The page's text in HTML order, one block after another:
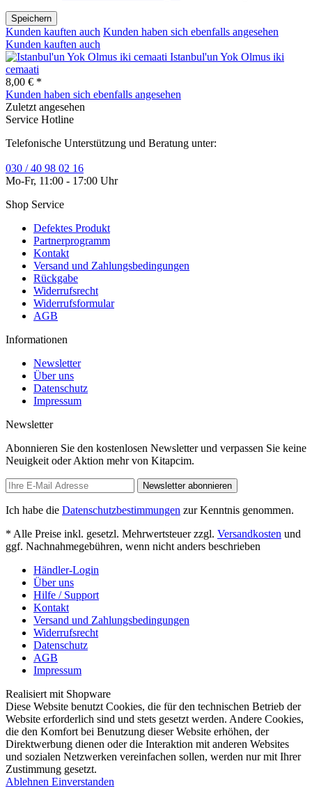
Speichern
Kunden kauften auch Kunden haben sich ebenfalls angesehen
Kunden kauften auch
Istanbul'un Yok Olmus iki
cemaati
8,00 € *
Kunden haben sich ebenfalls angesehen
Zuletzt angesehen
Service Hotline
Telefonische Unterstützung und Beratung unter:
030 / 40 98 02 16
Mo-Fr, 11:00 - 17:00 Uhr
Shop Service
Defektes Produkt
Partnerprogramm
Kontakt
Versand und Zahlungsbedingungen
Rückgabe
Widerrufsrecht
Widerrufsformular
AGB
Informationen
Newsletter
Über uns
Datenschutz
Impressum
Newsletter
Abonnieren Sie den kostenlosen Newsletter und verpassen Sie keine
Neuigkeit oder Aktion mehr von Kitapcim.
Newsletter abonnieren
Ich habe die Datenschutzbestimmungen zur Kenntnis genommen.
* Alle Preise inkl. gesetzl. Mehrwertsteuer zzgl. Versandkosten und
ggf. Nachnahmegebühren, wenn nicht anders beschrieben
Händler-Login
Über uns
Hilfe / Support
Kontakt
Versand und Zahlungsbedingungen
Widerrufsrecht
Datenschutz
AGB
Impressum
Realisiert mit Shopware
Diese Website benutzt Cookies, die für den technischen Betrieb der
Website erforderlich sind und stets gesetzt werden. Andere Cookies,
die den Komfort bei Benutzung dieser Website erhöhen, der
Direktwerbung dienen oder die Interaktion mit anderen Websites
und sozialen Netzwerken vereinfachen sollen, werden nur mit Ihrer
Zustimmung gesetzt.
Ablehnen Einverstanden